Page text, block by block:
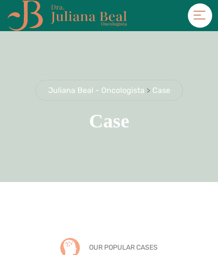
Juliana Beal - Oncologista > Case
Case
OUR POPULAR CASES